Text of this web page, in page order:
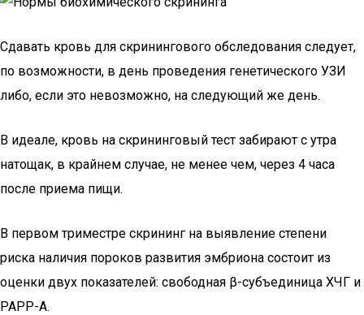
Сдавать кровь для скринингового обследования следует,
по возможности, в день проведения генетического УЗИ
либо, если это невозможно, на следующий же день.
В идеале, кровь на скрининговый тест забирают с утра
натощак, в крайнем случае, не менее чем, через 4 часа
после приема пищи.
В первом триместре скрининг на выявление степени
риска наличия пороков развития эмбриона состоит из
оценки двух показателей: свободная β-субъединица ХЧГ и
РАРР-А.